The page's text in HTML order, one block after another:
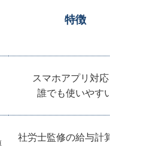
労務を実際に登録して
こちら」をクリック
特徴
スマホアプリ対応で
誰でも使いやすい
社労士監修の給与計算ソフ